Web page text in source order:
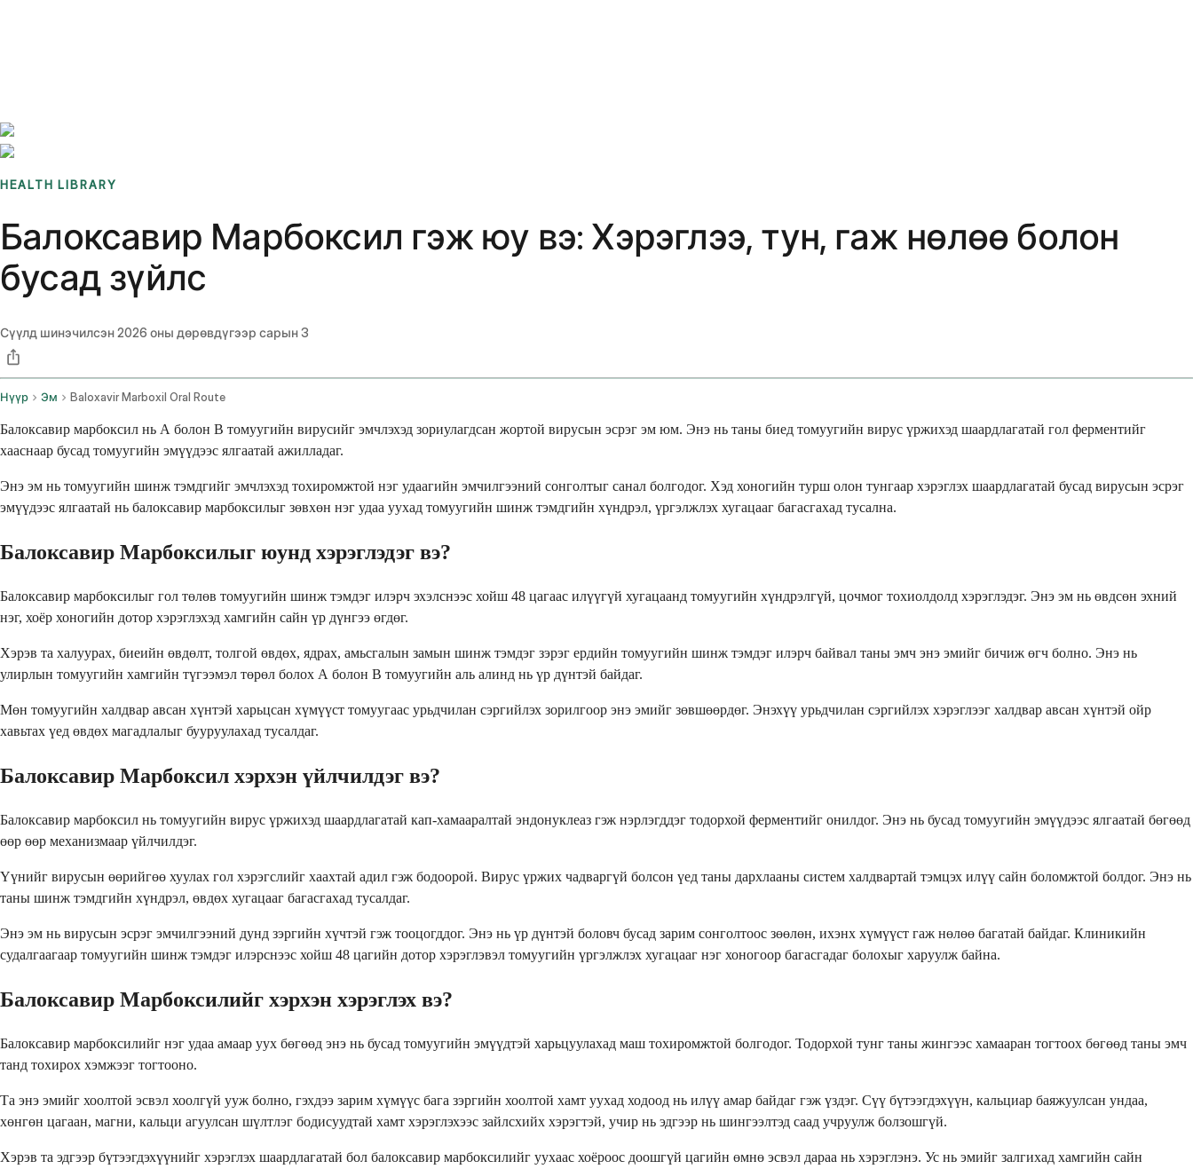
HEALTH LIBRARY
Балоксавир Марбоксил гэж юу вэ: Хэрэглээ, тун, гаж нөлөө болон
бусад зүйлс
Сүүлд шинэчилсэн2026 оны дөрөвдүгээр сарын 3
Нүүр Эм Baloxavir Marboxil Oral Route
Балоксавир марбоксил нь А болон В томуугийн вирусийг эмчлэхэд зориулагдсан жортой вирусын эсрэг эм юм. Энэ нь таны биед томуугийн вирус үржихэд шаардлагатай гол ферментийг
хааснаар бусад томуугийн эмүүдээс ялгаатай ажилладаг.
Энэ эм нь томуугийн шинж тэмдгийг эмчлэхэд тохиромжтой нэг удаагийн эмчилгээний сонголтыг санал болгодог. Хэд хоногийн турш олон тунгаар хэрэглэх шаардлагатай бусад вирусын эсрэг
эмүүдээс ялгаатай нь балоксавир марбоксилыг зөвхөн нэг удаа уухад томуугийн шинж тэмдгийн хүндрэл, үргэлжлэх хугацааг багасгахад тусална.
Балоксавир Марбоксилыг юунд хэрэглэдэг вэ?
Балоксавир марбоксилыг гол төлөв томуугийн шинж тэмдэг илэрч эхэлснээс хойш 48 цагаас илүүгүй хугацаанд томуугийн хүндрэлгүй, цочмог тохиолдолд хэрэглэдэг. Энэ эм нь өвдсөн эхний
нэг, хоёр хоногийн дотор хэрэглэхэд хамгийн сайн үр дүнгээ өгдөг.
Хэрэв та халуурах, биеийн өвдөлт, толгой өвдөх, ядрах, амьсгалын замын шинж тэмдэг зэрэг ердийн томуугийн шинж тэмдэг илэрч байвал таны эмч энэ эмийг бичиж өгч болно. Энэ нь
улирлын томуугийн хамгийн түгээмэл төрөл болох А болон В томуугийн аль алинд нь үр дүнтэй байдаг.
Мөн томуугийн халдвар авсан хүнтэй харьцсан хүмүүст томуугаас урьдчилан сэргийлэх зорилгоор энэ эмийг зөвшөөрдөг. Энэхүү урьдчилан сэргийлэх хэрэглээг халдвар авсан хүнтэй ойр
хавьтах үед өвдөх магадлалыг бууруулахад тусалдаг.
Балоксавир Марбоксил хэрхэн үйлчилдэг вэ?
Балоксавир марбоксил нь томуугийн вирус үржихэд шаардлагатай кап-хамааралтай эндонуклеаз гэж нэрлэгддэг тодорхой ферментийг онилдог. Энэ нь бусад томуугийн эмүүдээс ялгаатай бөгөөд
өөр өөр механизмаар үйлчилдэг.
Үүнийг вирусын өөрийгөө хуулах гол хэрэгслийг хаахтай адил гэж бодоорой. Вирус үржих чадваргүй болсон үед таны дархлааны систем халдвартай тэмцэх илүү сайн боломжтой болдог. Энэ нь
таны шинж тэмдгийн хүндрэл, өвдөх хугацааг багасгахад тусалдаг.
Энэ эм нь вирусын эсрэг эмчилгээний дунд зэргийн хүчтэй гэж тооцогддог. Энэ нь үр дүнтэй боловч бусад зарим сонголтоос зөөлөн, ихэнх хүмүүст гаж нөлөө багатай байдаг. Клиникийн
судалгаагаар томуугийн шинж тэмдэг илэрснээс хойш 48 цагийн дотор хэрэглэвэл томуугийн үргэлжлэх хугацааг нэг хоногоор багасгадаг болохыг харуулж байна.
Балоксавир Марбоксилийг хэрхэн хэрэглэх вэ?
Балоксавир марбоксилийг нэг удаа амаар уух бөгөөд энэ нь бусад томуугийн эмүүдтэй харьцуулахад маш тохиромжтой болгодог. Тодорхой тунг таны жингээс хамааран тогтоох бөгөөд таны эмч
танд тохирох хэмжээг тогтооно.
Та энэ эмийг хоолтой эсвэл хоолгүй ууж болно, гэхдээ зарим хүмүүс бага зэргийн хоолтой хамт уухад ходоод нь илүү амар байдаг гэж үздэг. Сүү бүтээгдэхүүн, кальциар баяжуулсан ундаа,
хөнгөн цагаан, магни, кальци агуулсан шүлтлэг бодисуудтай хамт хэрэглэхээс зайлсхийх хэрэгтэй, учир нь эдгээр нь шингээлтэд саад учруулж болзошгүй.
Хэрэв та эдгээр бүтээгдэхүүнийг хэрэглэх шаардлагатай бол балоксавир марбоксилийг уухаас хоёроос доошгүй цагийн өмнө эсвэл дараа нь хэрэглэнэ. Ус нь эмийг залгихад хамгийн сайн